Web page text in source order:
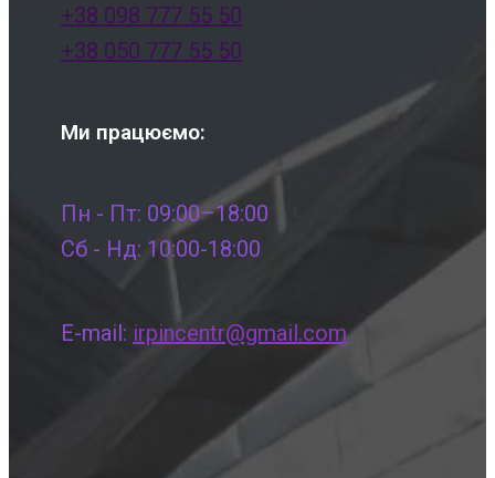
+38 098 777 55 50
+38 050 777 55 50
Ми працюємо:
Пн - Пт: 09:00–18:00
Сб - Нд: 10:00-18:00
E-mail: irpincentr@gmail.com